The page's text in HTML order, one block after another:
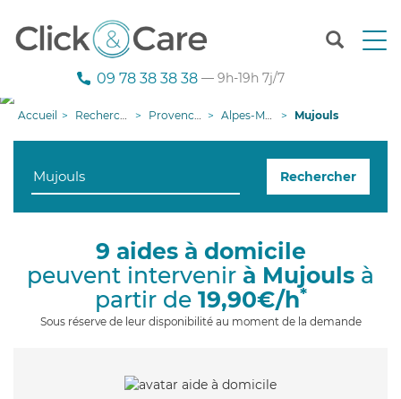
T
n
g
09 78 38 38 38 — 9h-19h 7j/7
Accueil Recherche aide à domicile Provence-Alpes-Côte d'Azur Alpes-Maritimes Mujouls
Rechercher
9 aides à domicile
peuvent intervenir à Mujouls à
partir de 19,90€/h*
Sous réserve de leur disponibilité au moment de la demande